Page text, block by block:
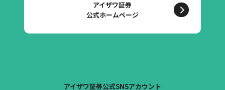
アイザワ証券
公式ホームページ
アイザワ証券公式SNSアカウント